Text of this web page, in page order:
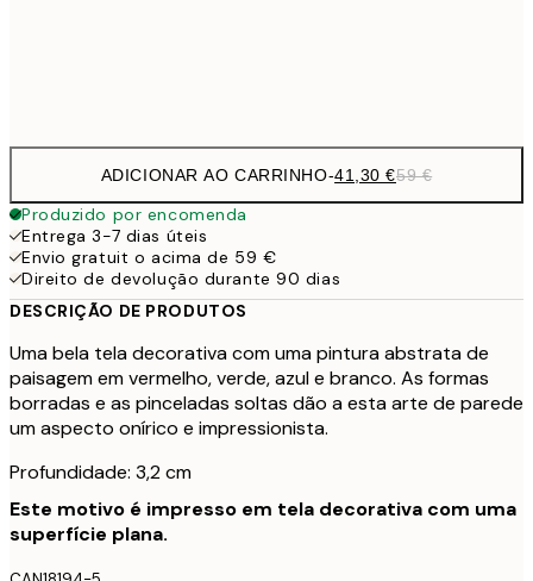
ADICIONAR AO CARRINHO-41,30 €59 €
Produzido por encomenda
Entrega 3-7 dias úteis
Envio gratuit o acima de 59 €
Direito de devolução durante 90 dias
DESCRIÇÃO DE PRODUTOS
Uma bela tela decorativa com uma pintura abstrata de
paisagem em vermelho, verde, azul e branco. As formas
borradas e as pinceladas soltas dão a esta arte de parede
um aspecto onírico e impressionista.
Profundidade: 3,2 cm
Este motivo é impresso em tela decorativa com uma
superfície plana.